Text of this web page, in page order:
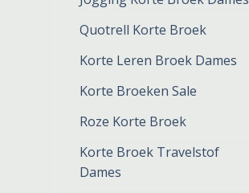
Quotrell Korte Broek
Korte Leren Broek Dames
Korte Broeken Sale
Roze Korte Broek
Korte Broek Travelstof
Dames